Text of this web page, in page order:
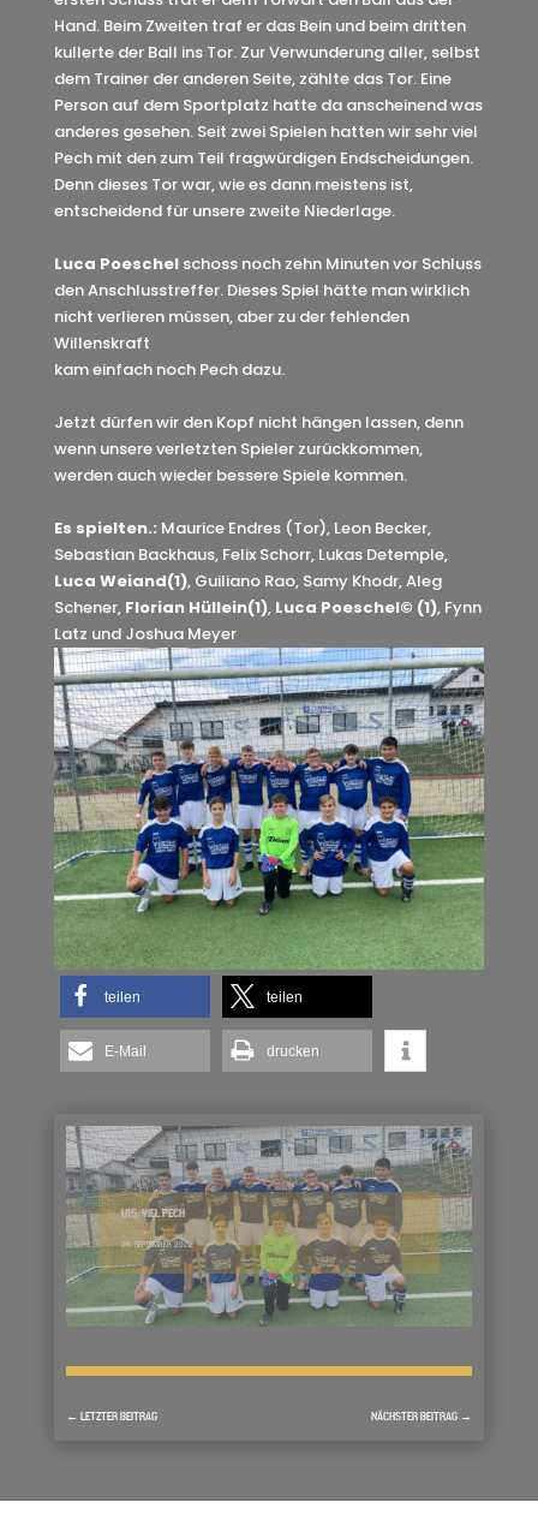
Hand. Beim Zweiten traf er das Bein und beim dritten
kullerte der Ball ins Tor. Zur Verwunderung aller, selbst
dem Trainer der anderen Seite, zählte das Tor. Eine
Person auf dem Sportplatz hatte da anscheinend was
anderes gesehen. Seit zwei Spielen hatten wir sehr viel
Pech mit den zum Teil fragwürdigen Endscheidungen.
Denn dieses Tor war, wie es dann meistens ist,
entscheidend für unsere zweite Niederlage.
Luca Poeschelschoss noch zehn Minuten vor Schluss
den Anschlusstreffer. Dieses Spiel hätte man wirklich
nicht verlieren müssen, aber zu der fehlenden
Willenskraft
kam einfach noch Pech dazu.
Jetzt dürfen wir den Kopf nicht hängen lassen, denn
wenn unsere verletzten Spieler zurückkommen,
werden auch wieder bessere Spiele kommen.
Es spielten.: Maurice Endres (Tor), Leon Becker,
Sebastian Backhaus, Felix Schorr, Lukas Detemple,
Luca Weiand(1), Guiliano Rao, Samy Khodr, Aleg
Schener, Florian Hüllein(1), Luca Poeschel© (1), Fynn
Latz und Joshua Meyer
teilen teilen
E-Mail drucken
U15: VIEL PECH
26. SEPTEMBER 2022
← LETZTER BEITRAG NÄCHSTER BEITRAG →